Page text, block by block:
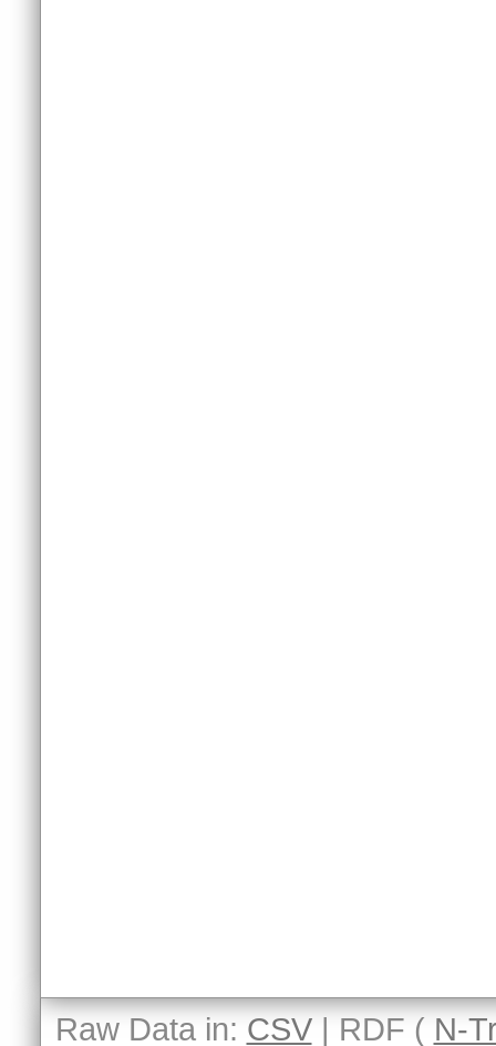
Raw Data in: CSV| RDF ( N-